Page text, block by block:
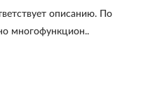
описанию. По
многофункцион..